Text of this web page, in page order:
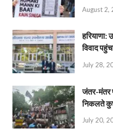
August 2,
हरियाणा:
विवाद
July 28,
जंतर-मंतर
निकलते
July 20,